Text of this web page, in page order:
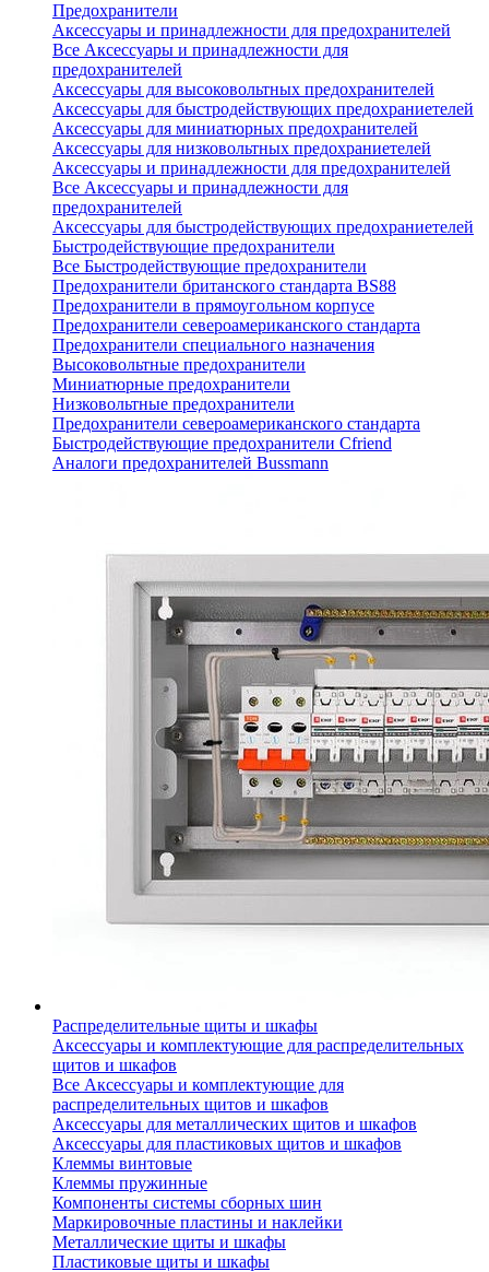
Предохранители
Аксессуары и принадлежности для предохранителей
Все Аксессуары и принадлежности для
предохранителей
Аксессуары для высоковольтных предохранителей
Аксессуары для быстродействующих предохраниетелей
Аксессуары для миниатюрных предохранителей
Аксессуары для низковольтных предохраниетелей
Аксессуары и принадлежности для предохранителей
Все Аксессуары и принадлежности для
предохранителей
Аксессуары для быстродействующих предохраниетелей
Быстродействующие предохранители
Все Быстродействующие предохранители
Предохранители британского стандарта BS88
Предохранители в прямоугольном корпусе
Предохранители североамериканского стандарта
Предохранители специального назначения
Высоковольтные предохранители
Миниатюрные предохранители
Низковольтные предохранители
Предохранители североамериканского стандарта
Быстродействующие предохранители Cfriend
Аналоги предохранителей Bussmann
Распределительные щиты и шкафы
Аксессуары и комплектующие для распределительных
щитов и шкафов
Все Аксессуары и комплектующие для
распределительных щитов и шкафов
Аксессуары для металлических щитов и шкафов
Аксессуары для пластиковых щитов и шкафов
Клеммы винтовые
Клеммы пружинные
Компоненты системы сборных шин
Маркировочные пластины и наклейки
Металлические щиты и шкафы
Пластиковые щиты и шкафы